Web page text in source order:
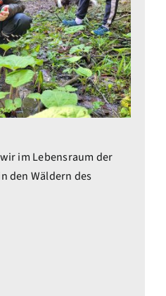
im Lebensraum der
den Wäldern des